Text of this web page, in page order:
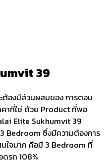
39
ต้องมีส่วนผสมของ การตอบ
าที่ใช่ ด้วย Product ที่พอ
Elite Sukhumvit 39
Bedroom ซึ่งมีความต้องการ
ใจมาก คือมี 3 Bedroom ที่
รถ 108%